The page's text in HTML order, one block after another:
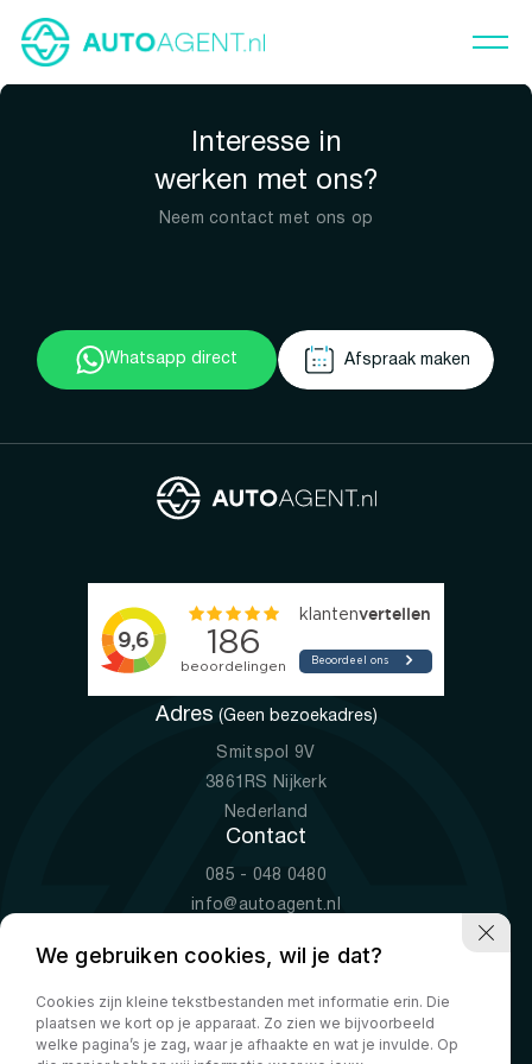
Interesse in
werken met ons?
Neem contact met ons op
Whatsapp direct Afspraak maken
Adres (Geen bezoekadres)
Smitspol 9V
3861RS Nijkerk
Nederland
Contact
085 - 048 0480
info@autoagent.nl
Openingstijden
Ma-Vr
09:00 - 19:00
Za
10:00 - 17:00
We gebruiken cookies, wil je dat?
Cookies zijn kleine tekstbestanden met informatie erin. Die
plaatsen we kort op je apparaat. Zo zien we bijvoorbeeld
welke pagina’s je zag, waar je afhaakte en wat je invulde. Op